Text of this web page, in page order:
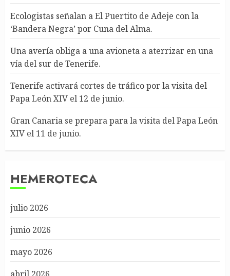
Ecologistas señalan a El Puertito de Adeje con la
‘Bandera Negra’ por Cuna del Alma.
Una avería obliga a una avioneta a aterrizar en una
vía del sur de Tenerife.
Tenerife activará cortes de tráfico por la visita del
Papa León XIV el 12 de junio.
Gran Canaria se prepara para la visita del Papa León
XIV el 11 de junio.
HEMEROTECA
julio 2026
junio 2026
mayo 2026